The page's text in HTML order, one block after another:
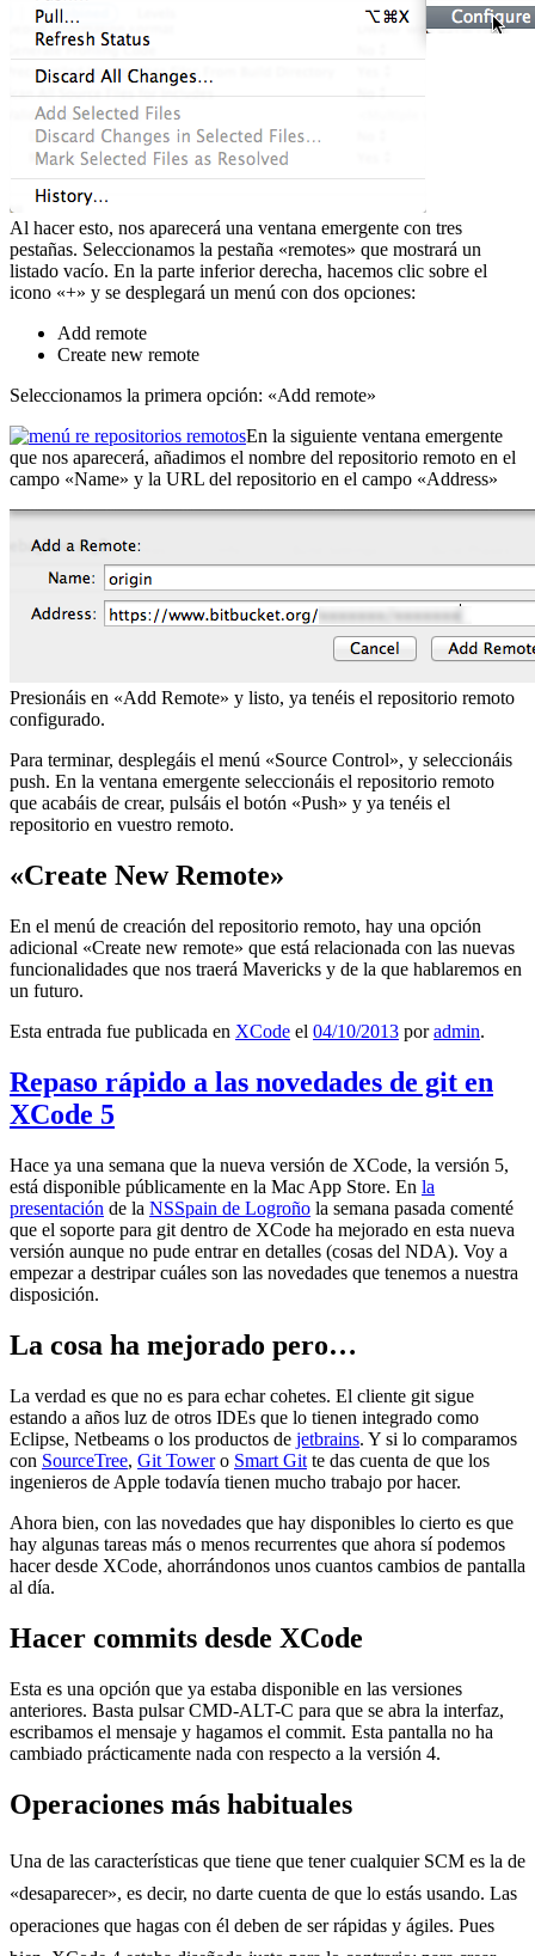
Al hacer esto, nos aparecerá una ventana emergente con tres
pestañas. Seleccionamos la pestaña «remotes» que mostrará un
listado vacío. En la parte inferior derecha, hacemos clic sobre el
icono «+» y se desplegará un menú con dos opciones:
Add remote
Create new remote
Seleccionamos la primera opción: «Add remote»
En la siguiente ventana emergente
que nos aparecerá, añadimos el nombre del repositorio remoto en el
campo «Name» y la URL del repositorio en el campo «Address»
Presionáis en «Add Remote» y listo, ya tenéis el repositorio remoto
configurado.
Para terminar, desplegáis el menú «Source Control», y seleccionáis
push. En la ventana emergente seleccionáis el repositorio remoto
que acabáis de crear, pulsáis el botón «Push» y ya tenéis el
repositorio en vuestro remoto.
«Create New Remote»
En el menú de creación del repositorio remoto, hay una opción
adicional «Create new remote» que está relacionada con las nuevas
funcionalidades que nos traerá Mavericks y de la que hablaremos en
un futuro.
Esta entrada fue publicada en XCode el 04/10/2013 poradmin.
Repaso rápido a las novedades de git en
XCode 5
Hace ya una semana que la nueva versión de XCode, la versión 5,
está disponible públicamente en la Mac App Store. En la
presentación de la NSSpain de Logroño la semana pasada comenté
que el soporte para git dentro de XCode ha mejorado en esta nueva
versión aunque no pude entrar en detalles (cosas del NDA). Voy a
empezar a destripar cuáles son las novedades que tenemos a nuestra
disposición.
La cosa ha mejorado pero…
La verdad es que no es para echar cohetes. El cliente git sigue
estando a años luz de otros IDEs que lo tienen integrado como
Eclipse, Netbeams o los productos de jetbrains. Y si lo comparamos
con SourceTree, Git Towero Smart Git te das cuenta de que los
ingenieros de Apple todavía tienen mucho trabajo por hacer.
Ahora bien, con las novedades que hay disponibles lo cierto es que
hay algunas tareas más o menos recurrentes que ahora sí podemos
hacer desde XCode, ahorrándonos unos cuantos cambios de pantalla
al día.
Hacer commits desde XCode
Esta es una opción que ya estaba disponible en las versiones
anteriores. Basta pulsar CMD-ALT-C para que se abra la interfaz,
escribamos el mensaje y hagamos el commit. Esta pantalla no ha
cambiado prácticamente nada con respecto a la versión 4.
Operaciones más habituales
Una de las características que tiene que tener cualquier SCM es la de
«desaparecer», es decir, no darte cuenta de que lo estás usando. Las
operaciones que hagas con él deben de ser rápidas y ágiles. Pues